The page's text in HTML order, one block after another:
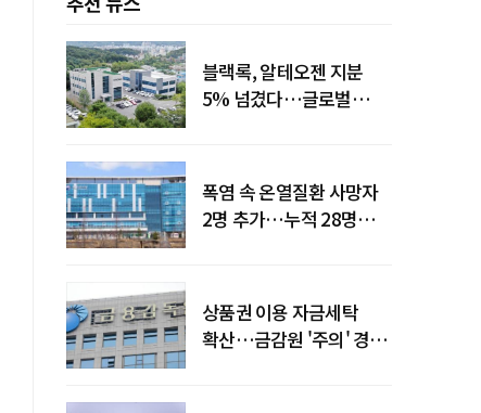
블랙록, 알테오젠 지분
5% 넘겼다…글로벌
폭염 속 온열질환 사망자
2명 추가…누적 28명으로
상품권 이용 자금세탁
확산…금감원 '주의' 경보